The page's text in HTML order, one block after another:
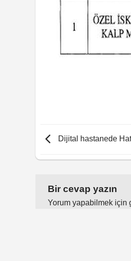
Dijital hastanede
Bir cevap yazın
Yorum yapabilmek için